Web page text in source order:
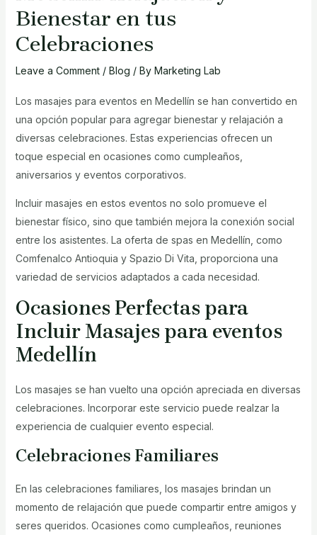
Bienestar en tus
Celebraciones
Leave a Comment / Blog / By Marketing Lab
Los masajes para eventos en Medellín se han convertido en
una opción popular para agregar bienestar y relajación a
diversas celebraciones. Estas experiencias ofrecen un
toque especial en ocasiones como cumpleaños,
aniversarios y eventos corporativos.
Incluir masajes en estos eventos no solo promueve el
bienestar físico, sino que también mejora la conexión social
entre los asistentes. La oferta de spas en Medellín, como
Comfenalco Antioquia y Spazio Di Vita, proporciona una
variedad de servicios adaptados a cada necesidad.
Ocasiones Perfectas para
Incluir Masajes para eventos
Medellín
Los masajes se han vuelto una opción apreciada en diversas
celebraciones. Incorporar este servicio puede realzar la
experiencia de cualquier evento especial.
Celebraciones Familiares
En las celebraciones familiares, los masajes brindan un
momento de relajación que puede compartir entre amigos y
seres queridos. Ocasiones como cumpleaños, reuniones